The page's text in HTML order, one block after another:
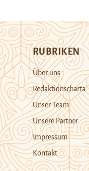
RUBRIKEN
Über uns
Redaktionscharta
Unser Team
Unsere Partner
Impressum
Kontakt